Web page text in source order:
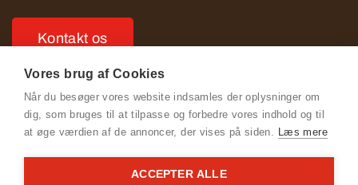
Kontakt os
Cookie- og privatlivspolitik for ROSE POULTRY
Vores brug af Cookies
Når du besøger vores website indsamles der oplysninger om
dig, som bruges til at tilpasse og forbedre vores indhold og til
at øge værdien af de annoncer, der vises på siden. Læs mere
ACCEPTER ALLE